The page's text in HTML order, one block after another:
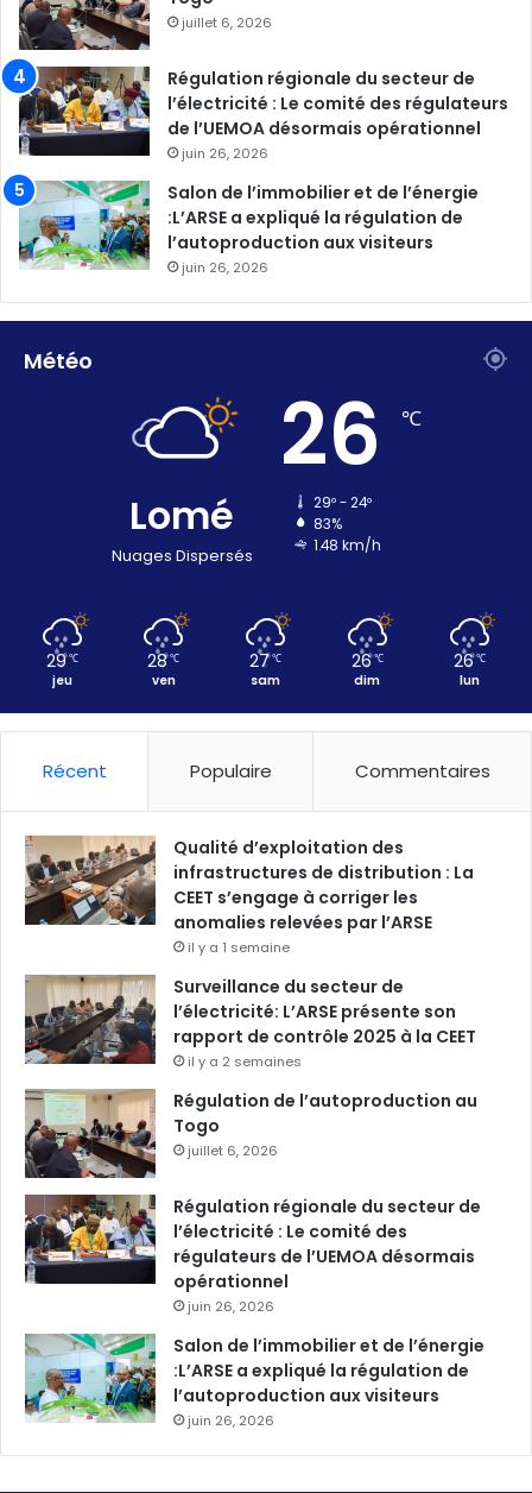
juillet 6, 2026
Régulation régionale du secteur de
l’électricité : Le comité des régulateurs
de l’UEMOA désormais opérationnel
juin 26, 2026
Salon de l’immobilier et de l’énergie
:L’ARSE a expliqué la régulation de
l’autoproduction aux visiteurs
juin 26, 2026
Météo
Lomé
Nuages Dispersés
26 ℃
29º - 24º
83%
1.48 km/h
29℃
jeu
28℃
ven
27 ℃
sam
26 ℃
dim
26 ℃
lun
Récent Populaire Commentaires
Qualité d’exploitation des
infrastructures de distribution : La
CEET s’engage à corriger les
anomalies relevées par l’ARSE
il y a 1 semaine
Surveillance du secteur de
l’électricité: L’ARSE présente son
rapport de contrôle 2025 à la CEET
il y a 2 semaines
Régulation de l’autoproduction au
Togo
juillet 6, 2026
Régulation régionale du secteur de
l’électricité : Le comité des
régulateurs de l’UEMOA désormais
opérationnel
juin 26, 2026
Salon de l’immobilier et de l’énergie
:L’ARSE a expliqué la régulation de
l’autoproduction aux visiteurs
juin 26, 2026